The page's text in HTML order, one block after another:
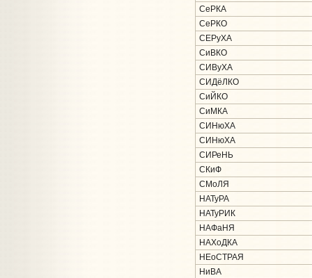
СеРКА
СеРКО
СЕРуХА
СиВКО
СИВуХА
СИДёЛКО
СиЙКО
СиМКА
СИНюХА
СИНюХА
СИРеНЬ
СКиФ
СМоЛЯ
НАТуРА
НАТуРИК
НАФаНЯ
НАХоДКА
НЕоСТРАЯ
НиВА